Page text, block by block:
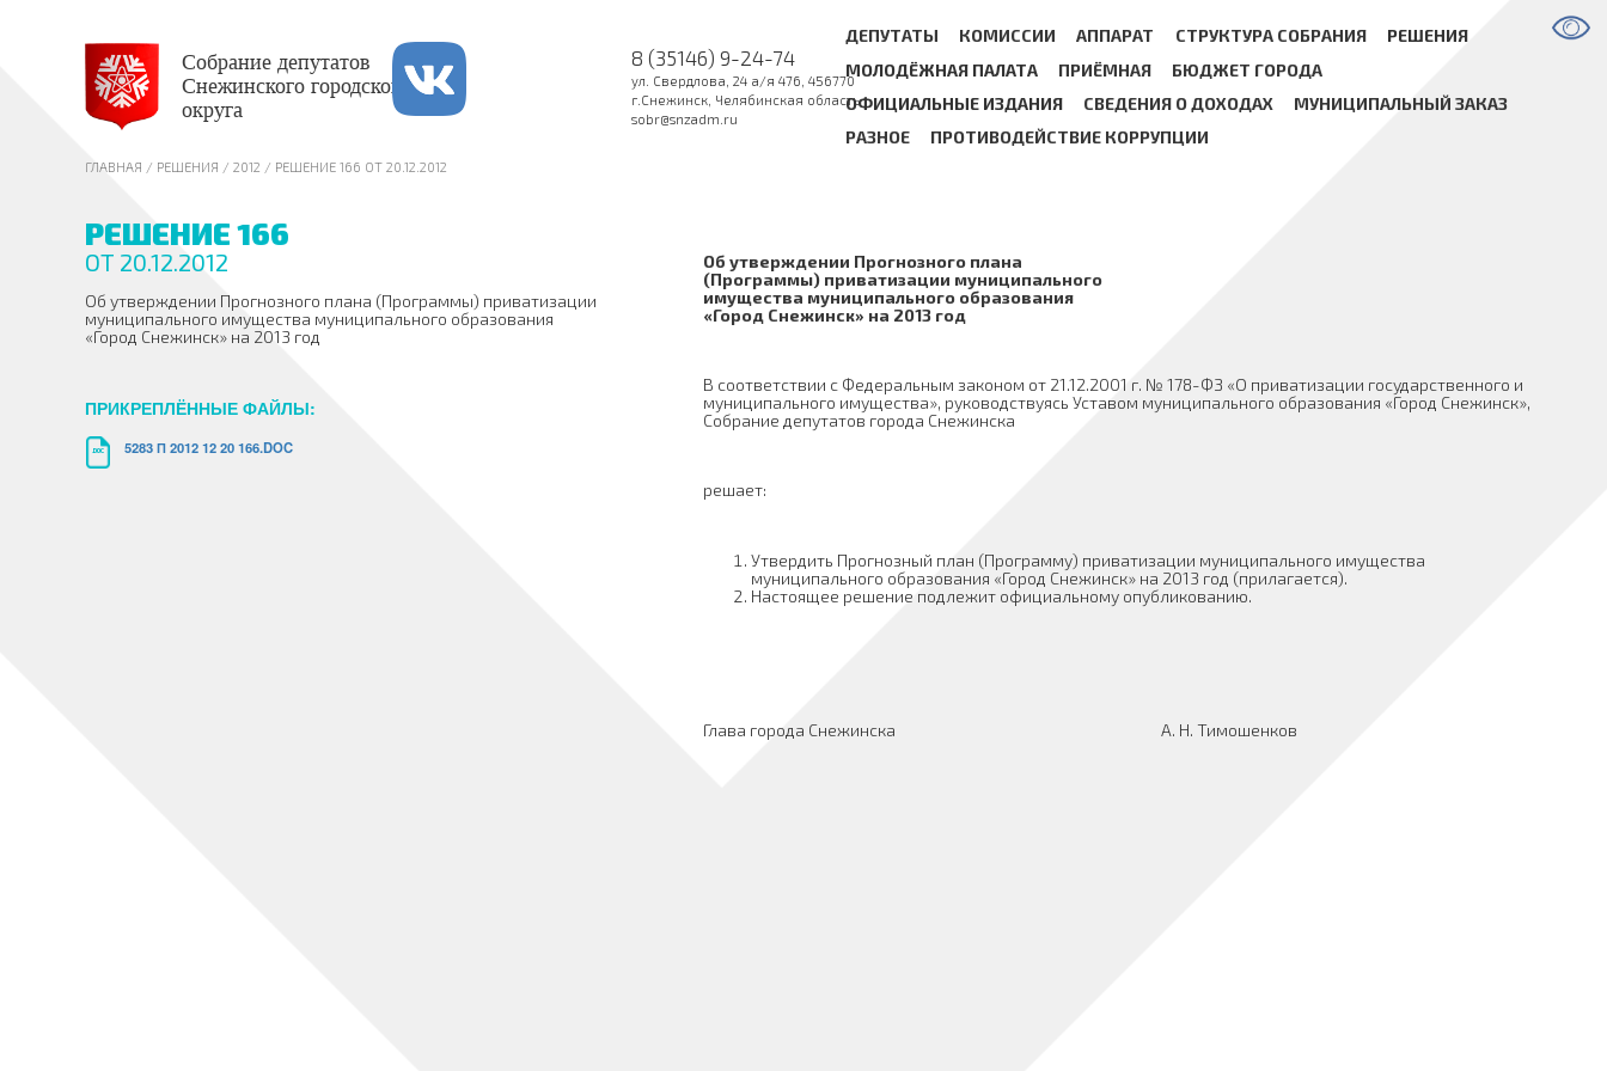
Собрание депутатов
Снежинского городского
округа
8 (35146) 9-24-74
ул. Свердлова, 24 а/я 476, 456770
г.Снежинск, Челябинская область
sobr@snzadm.ru
ДЕПУТАТЫ КОМИССИИ АППАРАТ СТРУКТУРА СОБРАНИЯ
РЕШЕНИЯ
МОЛОДЁЖНАЯ ПАЛАТА
ПРИЁМНАЯ
БЮДЖЕТ ГОРОДА
ОФИЦИАЛЬНЫЕ ИЗДАНИЯ
СВЕДЕНИЯ О ДОХОДАХ
МУНИЦИПАЛЬНЫЙ ЗАКАЗ
РАЗНОЕ
ПРОТИВОДЕЙСТВИЕ КОРРУПЦИИ
ГЛАВНАЯ / РЕШЕНИЯ / 2012 / РЕШЕНИЕ 166 ОТ 20.12.2012
РЕШЕНИЕ 166
ОТ 20.12.2012
Об утверждении Прогнозного плана (Программы) приватизации
муниципального имущества муниципального образования
«Город Снежинск» на 2013 год
ПРИКРЕПЛЁННЫЕ ФАЙЛЫ:
.DOC 5283 П 2012 12 20 166.DOC
Об утверждении Прогнозного плана
(Программы) приватизации муниципального
имущества муниципального образования
«Город Снежинск» на 2013 год
В соответствии с Федеральным законом от 21.12.2001 г. № 178-ФЗ «О приватизации государственного и
муниципального имущества», руководствуясь Уставом муниципального образования «Город Снежинск»,
Собрание депутатов города Снежинска
решает:
Утвердить Прогнозный план (Программу) приватизации муниципального имущества
муниципального образования «Город Снежинск» на 2013 год (прилагается).
Настоящее решение подлежит официальному опубликованию.
Глава города Снежинска А. Н. Тимошенков